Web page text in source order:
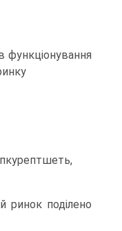
функціонування
ринок поділено